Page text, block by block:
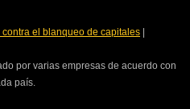
contra el blanqueo de capitales
por varias empresas de acuerdo con
país.